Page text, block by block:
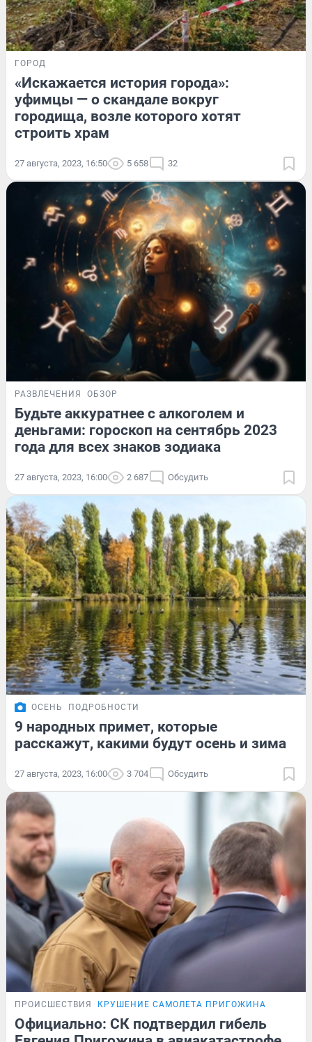
ГОРОД
«Искажается история города»:
уфимцы — о скандале вокруг
городища, возле которого хотят
строить храм
27 августа, 2023, 16:50 5 658 32
РАЗВЛЕЧЕНИЯ ОБЗОР
Будьте аккуратнее с алкоголем и
деньгами: гороскоп на сентябрь 2023
года для всех знаков зодиака
27 августа, 2023, 16:00 2 687 Обсудить
ОСЕНЬ ПОДРОБНОСТИ
9 народных примет, которые
расскажут, какими будут осень и зима
27 августа, 2023, 16:00 3 704 Обсудить
ПРОИСШЕСТВИЯ КРУШЕНИЕ САМОЛЕТА ПРИГОЖИНА
Официально: СК подтвердил гибель